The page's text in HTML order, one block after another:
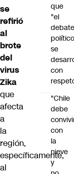
se
refirió
al
brote
del
virus
Zika
que
afecta
a
la
región,
específicamente,
al
que
"el
debate
político
se
con
"Chile
debe
con
la
nieve
y